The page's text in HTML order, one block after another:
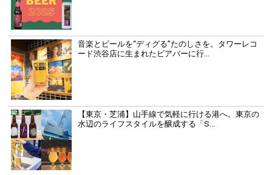
音楽とビールを“ディグる”たのしさを。タワーレコ
ード渋谷店に生まれたビアバーに行...
【東京・芝浦】山手線で気軽に行ける港へ。東京の
水辺のライフスタイルを醸成する「S...